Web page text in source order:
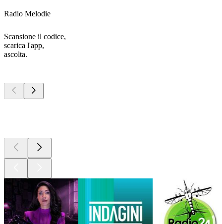
Radio Melodie
Scansione il codice,
scarica l'app,
ascolta.